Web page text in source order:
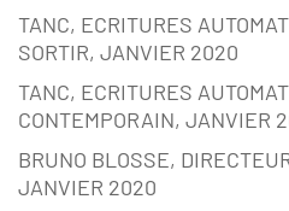
TANC, ECRITURES
SORTIR, JANVIER 2020
TANC, ECRITURES
CONTEMPORAIN, JANVIER
BRUNO BLOSSE,
JANVIER 2020